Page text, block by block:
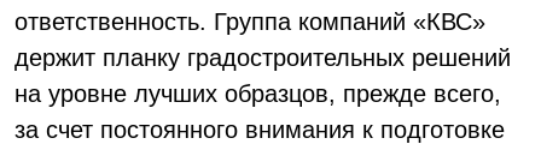
ответственность. Группа компаний «КВС»
держит планку градостроительных решений
на уровне лучших образцов, прежде всего,
за счет постоянного внимания к подготовке